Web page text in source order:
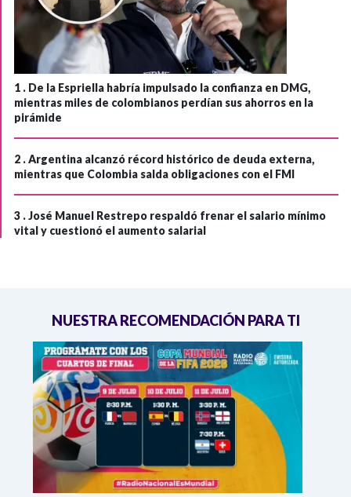
1 . De la Espriella habría impulsado la confianza en DMG,
mientras miles de colombianos perdían sus ahorros en la
pirámide
2 .Argentina alcanzó récord histórico de deuda externa,
mientras que Colombia salda obligaciones con el FMI
3 .José Manuel Restrepo respaldó frenar el salario mínimo
vital y cuestionó el aumento salarial
NUESTRA RECOMENDACIÓN PARA TI